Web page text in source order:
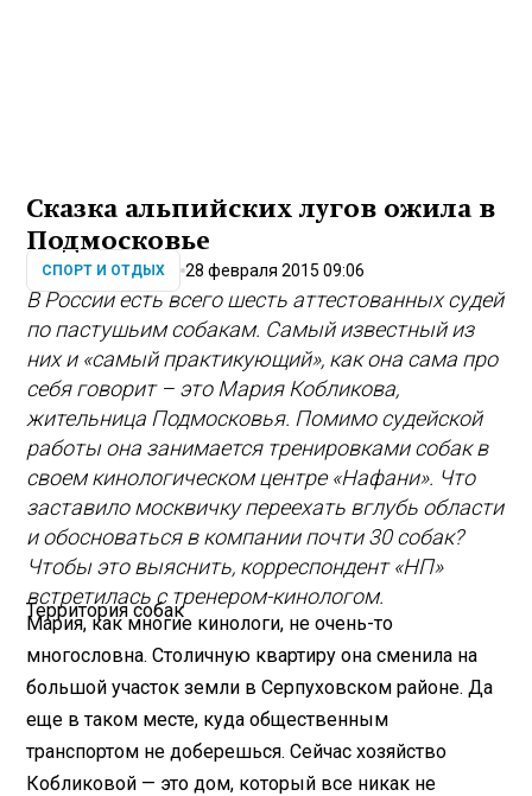
Сказка альпийских лугов ожила в
Подмосковье
СПОРТ И ОТДЫХ 28 февраля 2015 09:06
В России есть всего шесть аттестованных судей
по пастушьим собакам. Самый известный из
них и «самый практикующий», как она сама про
себя говорит – это Мария Кобликова,
жительница Подмосковья. Помимо судейской
работы она занимается тренировками собак в
своем кинологическом центре «Нафани». Что
заставило москвичку переехать вглубь области
и обосноваться в компании почти 30 собак?
Чтобы это выяснить, корреспондент «НП»
встретилась с тренером-кинологом.
Территория собак
Мария, как многие кинологи, не очень-то
многословна. Столичную квартиру она сменила на
большой участок земли в Серпуховском районе. Да
еще в таком месте, куда общественным
транспортом не доберешься. Сейчас хозяйство
Кобликовой — это дом, который все никак не